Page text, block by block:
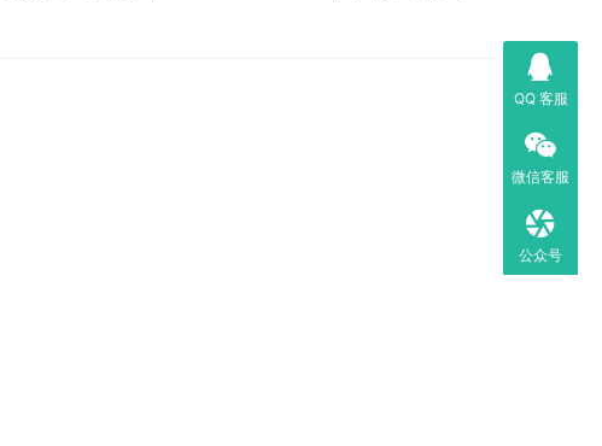
对不同格式要求提供定制化写作支持，确保论…
QQ 客服
微信客服
公众号